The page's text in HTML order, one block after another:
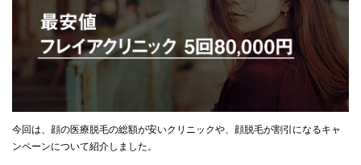
今回は、顔の医療脱毛の総額が安いクリニックや、顔脱毛が割引になるキャ
ンペーンについて紹介しました。